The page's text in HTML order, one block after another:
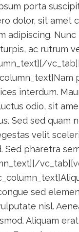
porta
dolor, sit amet
adipiscing.
ac rutrum
interdum.
odio, sit
Sed sed quam
velit
Sed pharetra
sed
nisl.
Aliquam